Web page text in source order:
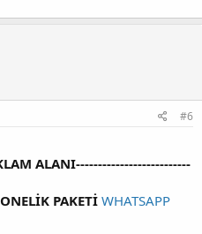
#6
ALANI--------------------------
PAKETİ WHATSAPP